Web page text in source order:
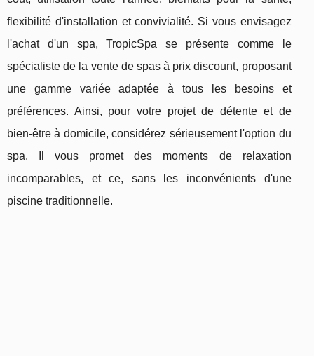
flexibilité d'installation et convivialité. Si vous envisagez
l'achat d'un spa, TropicSpa se présente comme le
spécialiste de la vente de spas à prix discount, proposant
une gamme variée adaptée à tous les besoins et
préférences. Ainsi, pour votre projet de détente et de
bien-être à domicile, considérez sérieusement l'option du
spa. Il vous promet des moments de relaxation
incomparables, et ce, sans les inconvénients d'une
piscine traditionnelle.